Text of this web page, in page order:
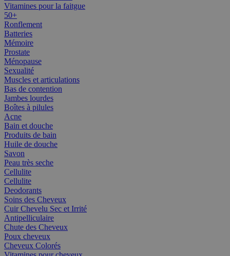
Vitamines pour la faitgue
50+
Ronflement
Batteries
Mémoire
Prostate
Ménopause
Sexualité
Muscles et articulations
Bas de contention
Jambes lourdes
Boîtes à pilules
Acne
Bain et douche
Produits de bain
Huile de douche
Savon
Peau très seche
Cellulite
Cellulite
Deodorants
Soins des Cheveux
Cuir Chevelu Sec et Irrité
Antipelliculaire
Chute des Cheveux
Poux cheveux
Cheveux Colorés